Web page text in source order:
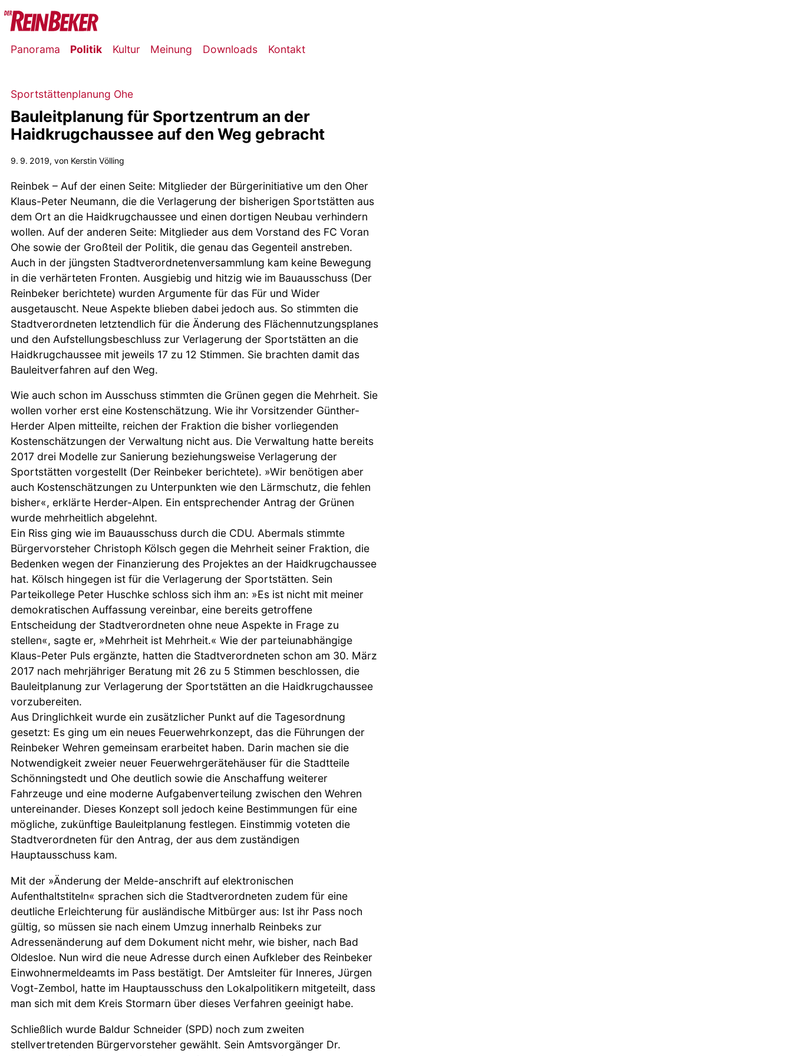
Panorama Politik Kultur Meinung Downloads Kontakt
Sportstättenplanung Ohe
Bauleitplanung für Sportzentrum an der
Haidkrugchaussee auf den Weg gebracht
9. 9. 2019, von Kerstin Völling
Reinbek – Auf der einen Seite: Mitglieder der Bürgerinitiative um den Oher
Klaus-Peter Neumann, die die Verlagerung der bisherigen Sportstätten aus
dem Ort an die Haidkrugchaussee und einen dortigen Neubau verhindern
wollen. Auf der anderen Seite: Mitglieder aus dem Vorstand des FC Voran
Ohe sowie der Großteil der Politik, die genau das Gegenteil anstreben.
Auch in der jüngsten Stadtverordnetenversammlung kam keine Bewegung
in die verhärteten Fronten. Ausgiebig und hitzig wie im Bauausschuss (Der
Reinbeker berichtete) wurden Argumente für das Für und Wider
ausgetauscht. Neue Aspekte blieben dabei jedoch aus. So stimmten die
Stadtverordneten letztendlich für die Änderung des Flächennutzungsplanes
und den Aufstellungsbeschluss zur Verlagerung der Sportstätten an die
Haidkrugchaussee mit jeweils 17 zu 12 Stimmen. Sie brachten damit das
Bauleitverfahren auf den Weg.
Wie auch schon im Ausschuss stimmten die Grünen gegen die Mehrheit. Sie
wollen vorher erst eine Kostenschätzung. Wie ihr Vorsitzender Günther-
Herder Alpen mitteilte, reichen der Fraktion die bisher vorliegenden
Kostenschätzungen der Verwaltung nicht aus. Die Verwaltung hatte bereits
2017 drei Modelle zur Sanierung beziehungsweise Verlagerung der
Sportstätten vorgestellt (Der Reinbeker berichtete). »Wir benötigen aber
auch Kostenschätzungen zu Unterpunkten wie den Lärmschutz, die fehlen
bisher«, erklärte Herder-Alpen. Ein entsprechender Antrag der Grünen
wurde mehrheitlich abgelehnt.
Ein Riss ging wie im Bauausschuss durch die CDU. Abermals stimmte
Bürgervorsteher Christoph Kölsch gegen die Mehrheit seiner Fraktion, die
Bedenken wegen der Finanzierung des Projektes an der Haidkrugchaussee
hat. Kölsch hingegen ist für die Verlagerung der Sportstätten. Sein
Parteikollege Peter Huschke schloss sich ihm an: »Es ist nicht mit meiner
demokratischen Auffassung vereinbar, eine bereits getroffene
Entscheidung der Stadtverordneten ohne neue Aspekte in Frage zu
stellen«, sagte er, »Mehrheit ist Mehrheit.« Wie der parteiunabhängige
Klaus-Peter Puls ergänzte, hatten die Stadtverordneten schon am 30. März
2017 nach mehrjähriger Beratung mit 26 zu 5 Stimmen beschlossen, die
Bauleitplanung zur Verlagerung der Sportstätten an die Haidkrugchaussee
vorzubereiten.
Aus Dringlichkeit wurde ein zusätzlicher Punkt auf die Tagesordnung
gesetzt: Es ging um ein neues Feuerwehrkonzept, das die Führungen der
Reinbeker Wehren gemeinsam erarbeitet haben. Darin machen sie die
Notwendigkeit zweier neuer Feuerwehrgerätehäuser für die Stadtteile
Schönningstedt und Ohe deutlich sowie die Anschaffung weiterer
Fahrzeuge und eine moderne Aufgabenverteilung zwischen den Wehren
untereinander. Dieses Konzept soll jedoch keine Bestimmungen für eine
mögliche, zukünftige Bauleitplanung festlegen. Einstimmig voteten die
Stadtverordneten für den Antrag, der aus dem zuständigen
Hauptausschuss kam.
Mit der »Änderung der Melde-anschrift auf elektronischen
Aufenthaltstiteln« sprachen sich die Stadtverordneten zudem für eine
deutliche Erleichterung für ausländische Mitbürger aus: Ist ihr Pass noch
gültig, so müssen sie nach einem Umzug innerhalb Reinbeks zur
Adressenänderung auf dem Dokument nicht mehr, wie bisher, nach Bad
Oldesloe. Nun wird die neue Adresse durch einen Aufkleber des Reinbeker
Einwohnermeldeamts im Pass bestätigt. Der Amtsleiter für Inneres, Jürgen
Vogt-Zembol, hatte im Hauptausschuss den Lokalpolitikern mitgeteilt, dass
man sich mit dem Kreis Stormarn über dieses Verfahren geeinigt habe.
Schließlich wurde Baldur Schneider (SPD) noch zum zweiten
stellvertretenden Bürgervorsteher gewählt. Sein Amtsvorgänger Dr.